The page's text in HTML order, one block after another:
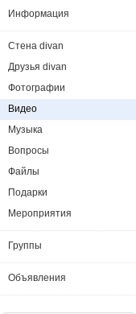
Информация
Стена divan
Друзья divan
Фотографии
Видео
Музыка
Вопросы
Файлы
Подарки
Мероприятия
Группы
Объявления